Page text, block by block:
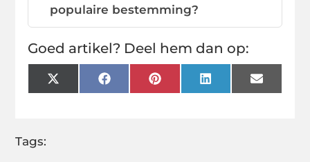
populaire bestemming?
Goed artikel? Deel hem dan op:
X
(Twitter)
FacebookPinterestLinkedInEmail
Tags: